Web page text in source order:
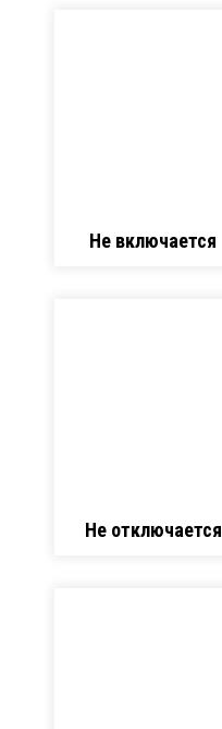
Не включается
Не отключается